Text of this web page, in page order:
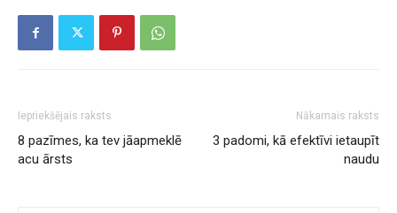
Iepriekšējais raksts
8 pazīmes, ka tev jāapmeklē
acu ārsts
Nākamais raksts
3 padomi, kā efektīvi ietaupīt
naudu